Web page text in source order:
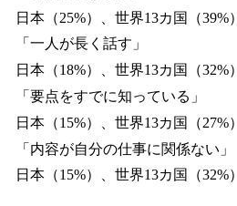
日本（25%）、世界13カ国（39%）
「一人が長く話す」
日本（18%）、世界13カ国（32%）
「要点をすでに知っている」
日本（15%）、世界13カ国（27%）
「内容が自分の仕事に関係ない」
日本（15%）、世界13カ国（32%）